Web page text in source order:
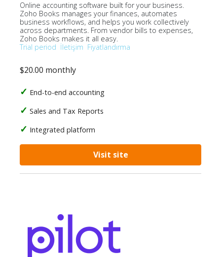
Online accounting software built for your business.
Zoho Books manages your finances, automates
business workflows, and helps you work collectively
across departments. From vendor bills to expenses,
Zoho Books makes it all easy.
Trial period İletişim Fiyatlandırma
$20.00 monthly
End-to-end accounting
Sales and Tax Reports
Integrated platform
Visit site